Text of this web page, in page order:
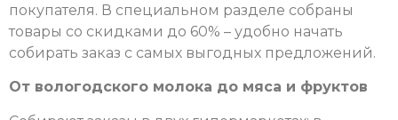
покупателя. В специальном разделе собраны
товары со скидками до 60% – удобно начать
собирать заказ с самых выгодных предложений.
От вологодского молока до мяса и фруктов